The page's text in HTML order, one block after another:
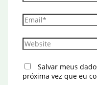
Email*
Website
Salvar meus
próxima vez que eu